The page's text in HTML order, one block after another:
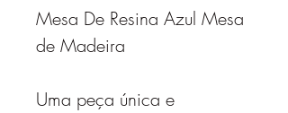
Mesa De Resina Azul Mesa
de Madeira
Uma peça única e